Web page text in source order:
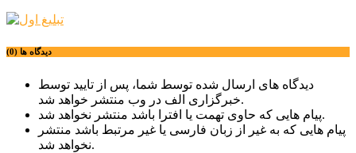
دیدگاه ها (0)
دیدگاه های ارسال شده توسط شما، پس از تایید توسط
خبرگزاری الف در وب منتشر خواهد شد.
پیام هایی که حاوی تهمت یا افترا باشد منتشر نخواهد شد.
پیام هایی که به غیر از زبان فارسی یا غیر مرتبط باشد منتشر
نخواهد شد.